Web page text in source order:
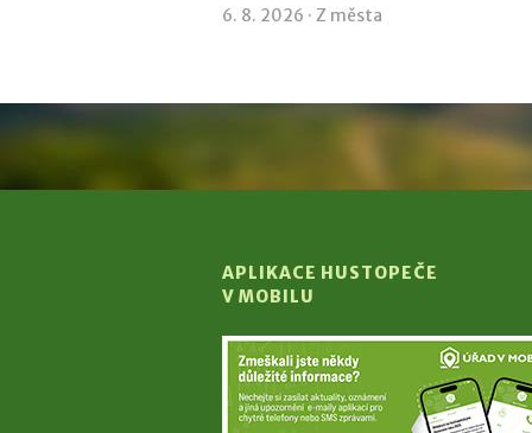
6. 8. 2026 · Z města
APLIKACE HUSTOPEČE
V MOBILU